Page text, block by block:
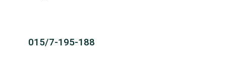
015/7-195-188